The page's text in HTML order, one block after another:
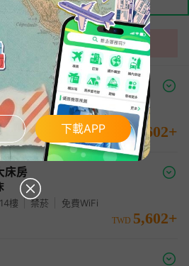
的要求
間
樓 禁菸 免費WiFi
TWD5,602+
床房
樓 禁菸 免費WiFi
TWD 5,602+
下載APP